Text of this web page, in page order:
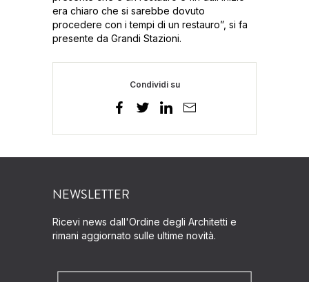
era chiaro che si sarebbe dovuto
procedere con i tempi di un restauro”, si fa
presente da Grandi Stazioni.
Condividi su
NEWSLETTER
Ricevi news dall'Ordine degli Architetti e
rimani aggiornato sulle ultime novità.